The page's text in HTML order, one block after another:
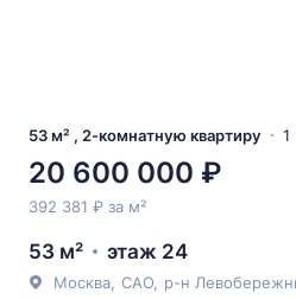
53 м² , 2-комнатную квартиру 1
20 600 000 ₽
392 381 ₽ за м²
53 м² этаж 24
Москва САО р-н